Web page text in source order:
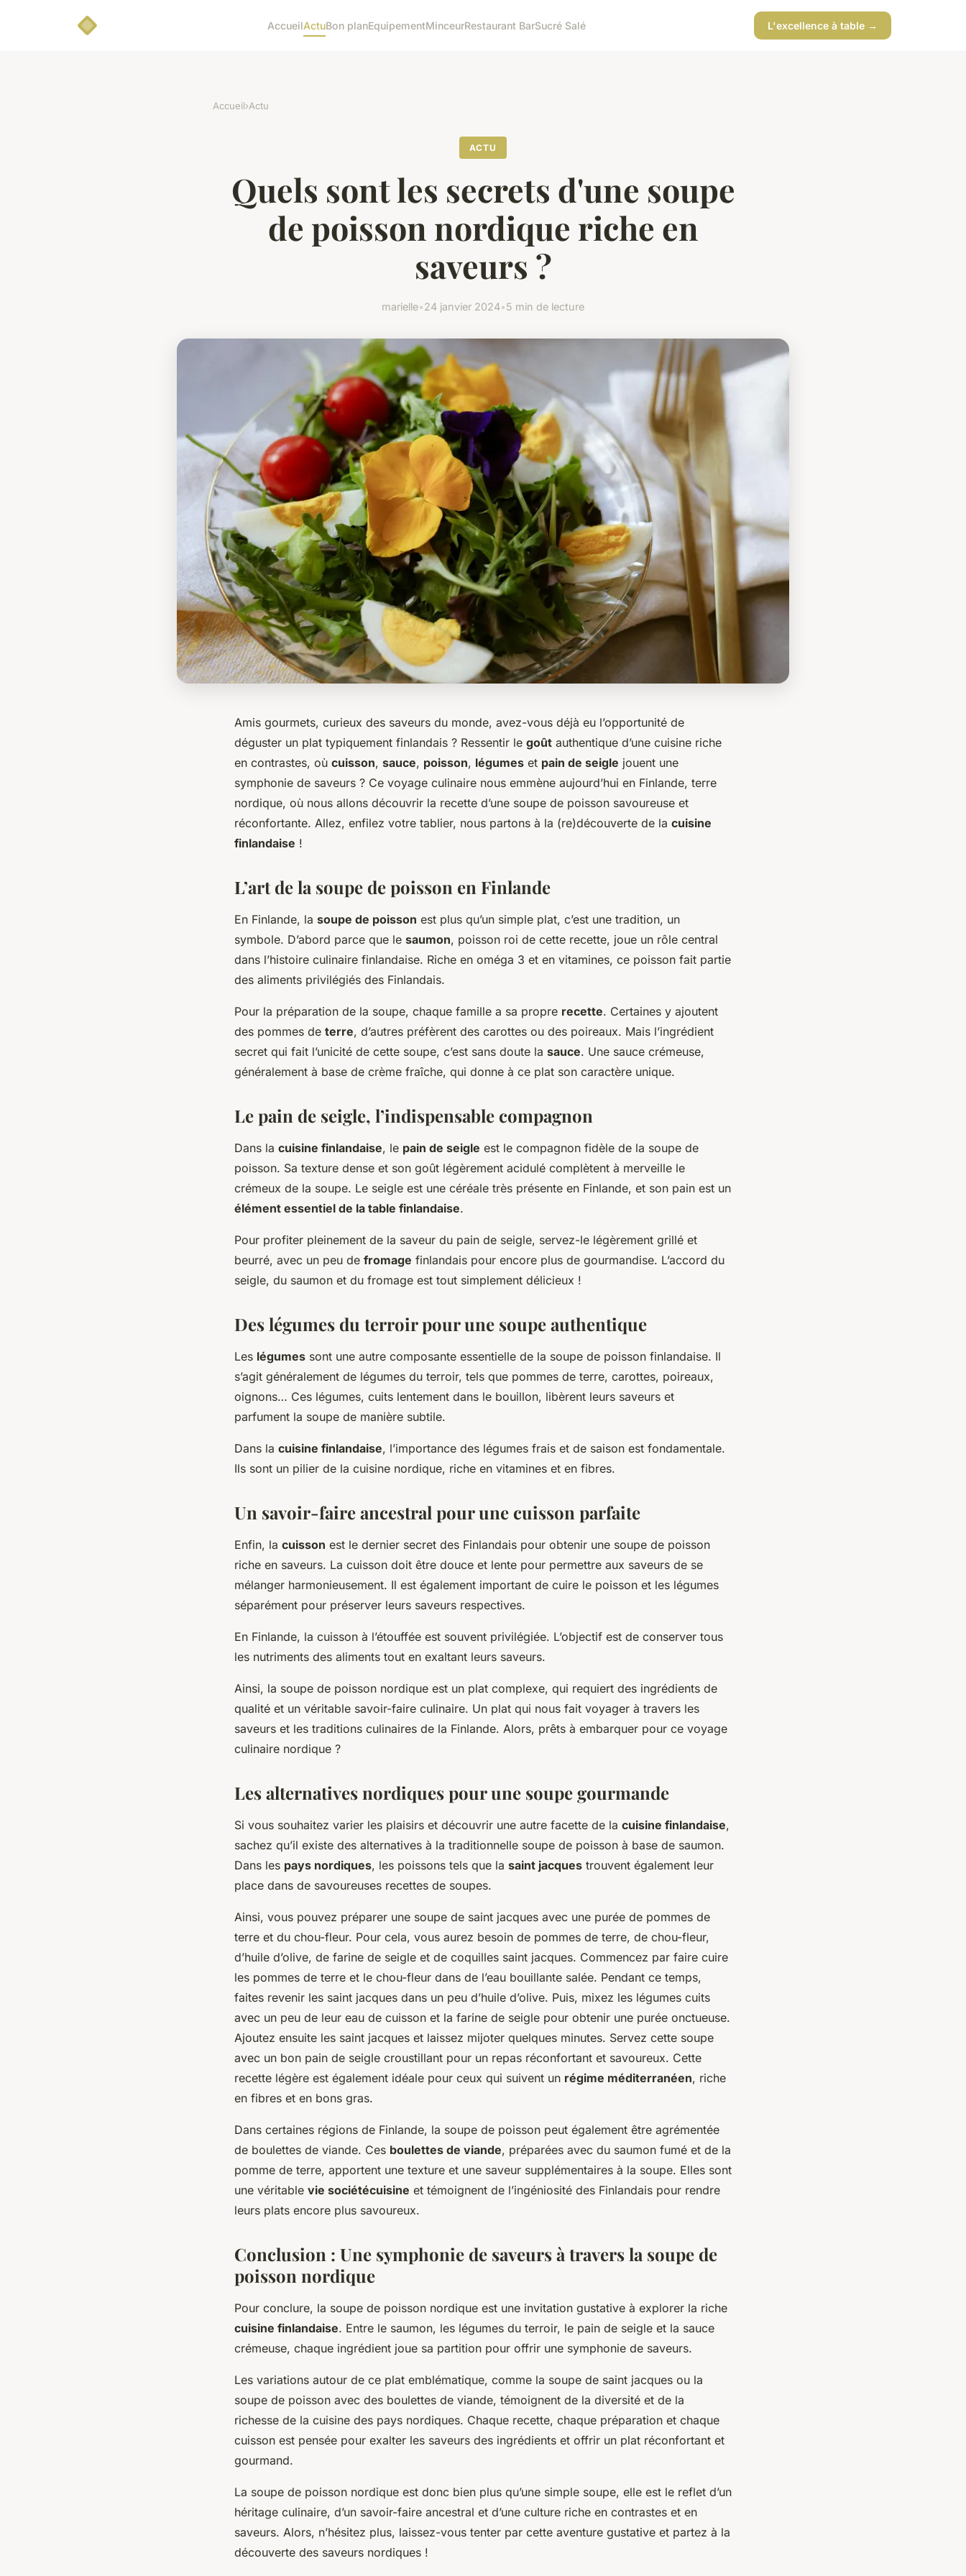
AccueilActuBon planEquipementMinceurRestaurant BarSucré Salé L'excellence à table →
Accueil›Actu
ACTU
Quels sont les secrets d'une soupe
de poisson nordique riche en
saveurs ?
marielle•24 janvier 2024•5 min de lecture
Amis gourmets, curieux des saveurs du monde, avez-vous déjà eu l’opportunité de
déguster un plat typiquement finlandais ? Ressentir le goût authentique d’une cuisine riche
en contrastes, où cuisson, sauce, poisson, légumes et pain de seigle jouent une
symphonie de saveurs ? Ce voyage culinaire nous emmène aujourd’hui en Finlande, terre
nordique, où nous allons découvrir la recette d’une soupe de poisson savoureuse et
réconfortante. Allez, enfilez votre tablier, nous partons à la (re)découverte de la cuisine
finlandaise !
L’art de la soupe de poisson en Finlande
En Finlande, la soupe de poisson est plus qu’un simple plat, c’est une tradition, un
symbole. D’abord parce que le saumon, poisson roi de cette recette, joue un rôle central
dans l’histoire culinaire finlandaise. Riche en oméga 3 et en vitamines, ce poisson fait partie
des aliments privilégiés des Finlandais.
Pour la préparation de la soupe, chaque famille a sa propre recette. Certaines y ajoutent
des pommes de terre, d’autres préfèrent des carottes ou des poireaux. Mais l’ingrédient
secret qui fait l’unicité de cette soupe, c’est sans doute la sauce. Une sauce crémeuse,
généralement à base de crème fraîche, qui donne à ce plat son caractère unique.
Le pain de seigle, l’indispensable compagnon
Dans la cuisine finlandaise, le pain de seigle est le compagnon fidèle de la soupe de
poisson. Sa texture dense et son goût légèrement acidulé complètent à merveille le
crémeux de la soupe. Le seigle est une céréale très présente en Finlande, et son pain est un
élément essentiel de la table finlandaise.
Pour profiter pleinement de la saveur du pain de seigle, servez-le légèrement grillé et
beurré, avec un peu de fromage finlandais pour encore plus de gourmandise. L’accord du
seigle, du saumon et du fromage est tout simplement délicieux !
Des légumes du terroir pour une soupe authentique
Les légumes sont une autre composante essentielle de la soupe de poisson finlandaise. Il
s’agit généralement de légumes du terroir, tels que pommes de terre, carottes, poireaux,
oignons… Ces légumes, cuits lentement dans le bouillon, libèrent leurs saveurs et
parfument la soupe de manière subtile.
Dans la cuisine finlandaise, l’importance des légumes frais et de saison est fondamentale.
Ils sont un pilier de la cuisine nordique, riche en vitamines et en fibres.
Un savoir-faire ancestral pour une cuisson parfaite
Enfin, la cuisson est le dernier secret des Finlandais pour obtenir une soupe de poisson
riche en saveurs. La cuisson doit être douce et lente pour permettre aux saveurs de se
mélanger harmonieusement. Il est également important de cuire le poisson et les légumes
séparément pour préserver leurs saveurs respectives.
En Finlande, la cuisson à l’étouffée est souvent privilégiée. L’objectif est de conserver tous
les nutriments des aliments tout en exaltant leurs saveurs.
Ainsi, la soupe de poisson nordique est un plat complexe, qui requiert des ingrédients de
qualité et un véritable savoir-faire culinaire. Un plat qui nous fait voyager à travers les
saveurs et les traditions culinaires de la Finlande. Alors, prêts à embarquer pour ce voyage
culinaire nordique ?
Les alternatives nordiques pour une soupe gourmande
Si vous souhaitez varier les plaisirs et découvrir une autre facette de la cuisine finlandaise,
sachez qu’il existe des alternatives à la traditionnelle soupe de poisson à base de saumon.
Dans les pays nordiques, les poissons tels que la saint jacques trouvent également leur
place dans de savoureuses recettes de soupes.
Ainsi, vous pouvez préparer une soupe de saint jacques avec une purée de pommes de
terre et du chou-fleur. Pour cela, vous aurez besoin de pommes de terre, de chou-fleur,
d’huile d’olive, de farine de seigle et de coquilles saint jacques. Commencez par faire cuire
les pommes de terre et le chou-fleur dans de l’eau bouillante salée. Pendant ce temps,
faites revenir les saint jacques dans un peu d’huile d’olive. Puis, mixez les légumes cuits
avec un peu de leur eau de cuisson et la farine de seigle pour obtenir une purée onctueuse.
Ajoutez ensuite les saint jacques et laissez mijoter quelques minutes. Servez cette soupe
avec un bon pain de seigle croustillant pour un repas réconfortant et savoureux. Cette
recette légère est également idéale pour ceux qui suivent un régime méditerranéen, riche
en fibres et en bons gras.
Dans certaines régions de Finlande, la soupe de poisson peut également être agrémentée
de boulettes de viande. Ces boulettes de viande, préparées avec du saumon fumé et de la
pomme de terre, apportent une texture et une saveur supplémentaires à la soupe. Elles sont
une véritable vie sociétécuisine et témoignent de l’ingéniosité des Finlandais pour rendre
leurs plats encore plus savoureux.
Conclusion : Une symphonie de saveurs à travers la soupe de
poisson nordique
Pour conclure, la soupe de poisson nordique est une invitation gustative à explorer la riche
cuisine finlandaise. Entre le saumon, les légumes du terroir, le pain de seigle et la sauce
crémeuse, chaque ingrédient joue sa partition pour offrir une symphonie de saveurs.
Les variations autour de ce plat emblématique, comme la soupe de saint jacques ou la
soupe de poisson avec des boulettes de viande, témoignent de la diversité et de la
richesse de la cuisine des pays nordiques. Chaque recette, chaque préparation et chaque
cuisson est pensée pour exalter les saveurs des ingrédients et offrir un plat réconfortant et
gourmand.
La soupe de poisson nordique est donc bien plus qu’une simple soupe, elle est le reflet d’un
héritage culinaire, d’un savoir-faire ancestral et d’une culture riche en contrastes et en
saveurs. Alors, n’hésitez plus, laissez-vous tenter par cette aventure gustative et partez à la
découverte des saveurs nordiques !